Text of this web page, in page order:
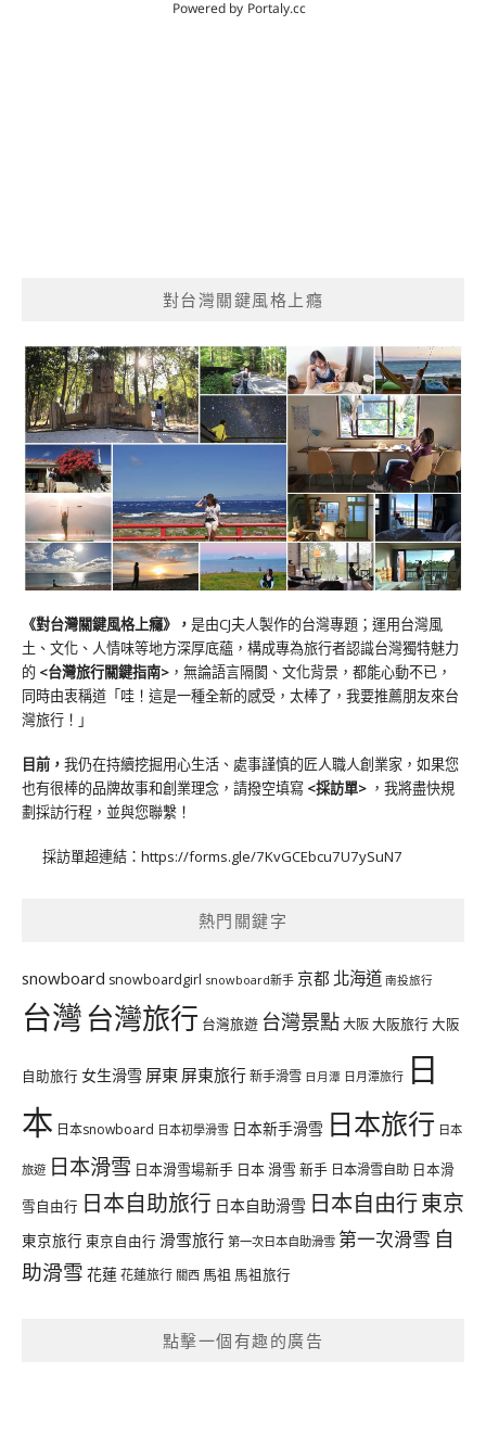
對台灣關鍵風格上癮
《對台灣關鍵風格上癮》 ， 是由CJ夫人製作的台灣專題；運用台灣風
土、文化、人情味等地方深厚底蘊，構成專為旅行者認識台灣獨特魅力
的 <台灣旅行關鍵指南> ，無論語言隔閡、文化背景，都能心動不已，
同時由衷稱道「哇！這是一種全新的感受，太棒了，我要推薦朋友來台
灣旅行！」
目前， 我仍在持續挖掘用心生活、處事謹慎的匠人職人創業家，如果您
也有很棒的品牌故事和創業理念，請撥空填寫 <採訪單> ，我將盡快規
劃採訪行程，並與您聯繫！
採訪單超連結： https://forms.gle/7KvGCEbcu7U7ySuN7
熱門關鍵字
snowboard snowboardgirl snowboard新手 京都 北海道 南投旅行
台灣台灣旅行 台灣旅遊 台灣景點大阪大阪旅行大阪
自助旅行 女生滑雪 屏東 屏東旅行新手滑雪 日月潭 日月潭旅行 日
本 日本snowboard 日本初學滑雪 日本新手滑雪 日本旅行 日本
旅遊 日本滑雪 日本滑雪場新手 日本 滑雪 新手 日本滑雪自助 日本滑
雪自由行 日本自助旅行 日本自助滑雪 日本自由行東京
東京旅行 東京自由行 滑雪旅行 第一次日本自助滑雪 第一次滑雪 自
助滑雪 花蓮花蓮旅行 關西 馬祖 馬祖旅行
點擊一個有趣的廣告